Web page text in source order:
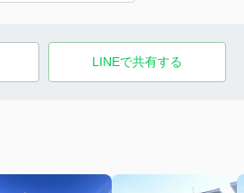
LINEで共有する